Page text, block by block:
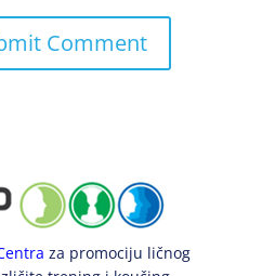
za promociju ličnog